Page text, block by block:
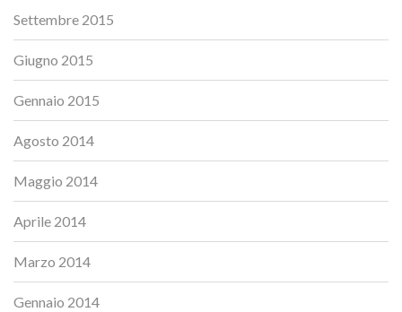
Settembre 2015
Giugno 2015
Gennaio 2015
Agosto 2014
Maggio 2014
Aprile 2014
Marzo 2014
Gennaio 2014